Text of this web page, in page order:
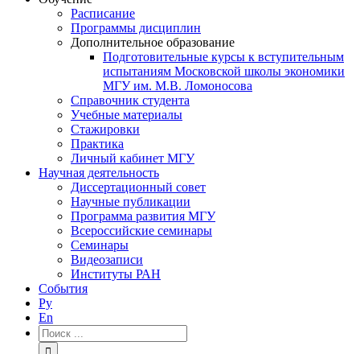
Расписание
Программы дисциплин
Дополнительное образование
Подготовительные курсы к вступительным
испытаниям Московской школы экономики
МГУ им. М.В. Ломоносова
Справочник студента
Учебные материалы
Стажировки
Практика
Личный кабинет МГУ
Научная деятельность
Диссертационный совет
Научные публикации
Программа развития МГУ
Всероссийские семинары
Семинары
Видеозаписи
Институты РАН
События
Ру
En
Результат
поиска: